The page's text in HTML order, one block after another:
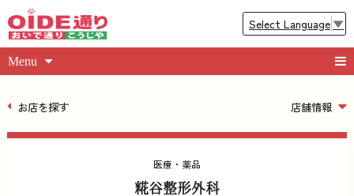
Select Language▼
Menu
お店を探す 店舗情報
医療・薬品
糀谷整形外科